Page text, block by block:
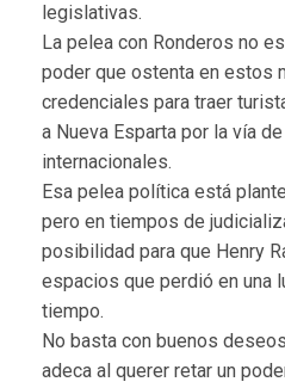
legislativas.
La pelea con Ronderos no
poder que ostenta en estos
credenciales para traer
a Nueva Esparta por la vía
internacionales.
Esa pelea política está
pero en tiempos de
posibilidad para que Henry
espacios que perdió en una
tiempo.
No basta con buenos
adeca al querer retar un